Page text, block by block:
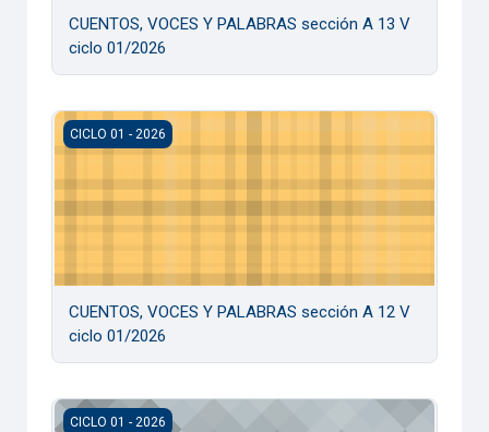
CUENTOS, VOCES Y PALABRAS sección A 13 V
ciclo 01/2026
CUENTOS, VOCES Y PALABRAS sección A 12 V ciclo 01/
CICLO 01 - 2026
CUENTOS, VOCES Y PALABRAS sección A 12 V
ciclo 01/2026
CUENTOS, VOCES Y PALABRAS sección B 43 D ciclo 01/
CICLO 01 - 2026